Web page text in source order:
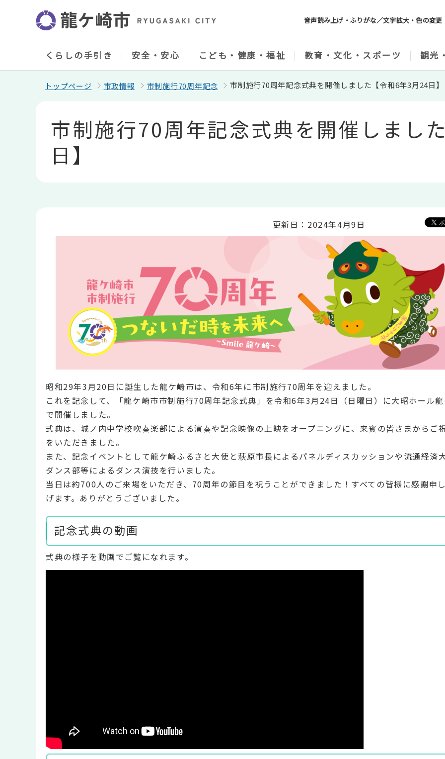
ジ
音声読み上げ・ふりがな／文字拡大・色の変更
くらしの手引き 安全・安心 こども・健康・福祉 教育・文化・スポーツ 観光
トップページ 市政情報 市制施行70周年記念 市制施行70周年記念式典を開催しました【令和6年3月24日】
市制施行70周年記念式典を開催しまし
日】
更新日：2024年4月9日
昭和29年3月20日に誕生した龍ケ崎市は、令和6年に市制施行70周年を迎えました。
これを記念して、「龍ケ崎市市制施行70周年記念式典」を令和6年3月24日（日曜日）に大昭ホール
で開催しました。
式典は、城ノ内中学校吹奏楽部による演奏や記念映像の上映をオープニングに、来賓の皆さまからご
をいただきました。
また、記念イベントとして龍ケ崎ふるさと大使と萩原市長によるパネルディスカッションや流通経済
ダンス部等によるダンス演技を行いました。
当日は約700人のご来場をいただき、70周年の節目を祝うことができました！すべての皆様に感謝申
げます。ありがとうございました。
記念式典の動画
式典の様子を動画でご覧になれます。